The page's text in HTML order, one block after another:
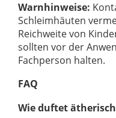
Warnhinweise:
Schleimhäuten
Reichweite von
sollten vor der
Fachperson halten.
FAQ
Wie duftet